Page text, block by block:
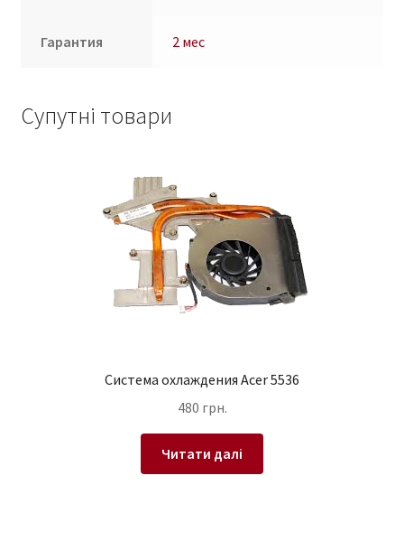
Гарантия 2 мес
Супутні товари
Система охлаждения Acer 5536
480 грн.
Читати далі